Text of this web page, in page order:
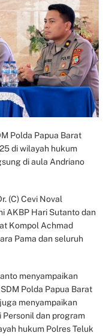
Polda Papua Barat
di wilayah hukum
di aula Andriano
(C) Cevi Noval
AKBP Hari Sutanto dan
Kompol Achmad
Pama dan seluruh
menyampaikan
Polda Papua Barat
menyampaikan
Personil dan program
hukum Polres Teluk